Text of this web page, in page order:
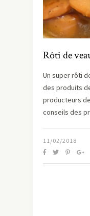
Rôti de
Un super rôti
des produits
producteurs
conseils des
11/02/2018